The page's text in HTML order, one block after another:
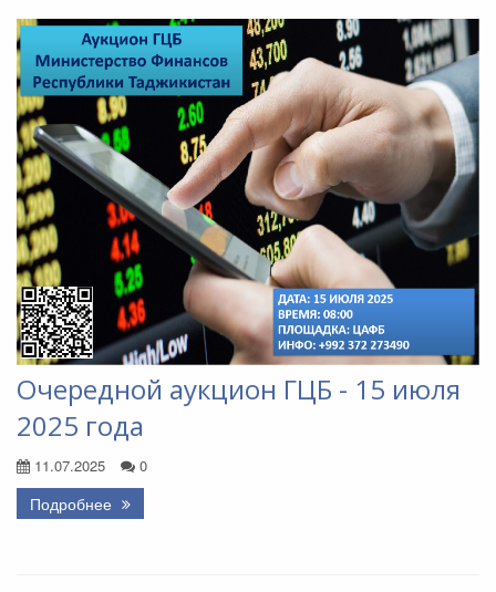
Очередной аукцион ГЦБ - 15 июля
2025 года
11.07.2025 0
Подробнее